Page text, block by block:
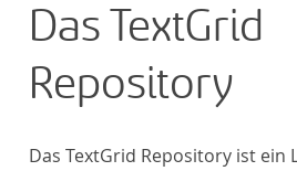
Das TextGrid
Repository
Das TextGrid Repository ist ein